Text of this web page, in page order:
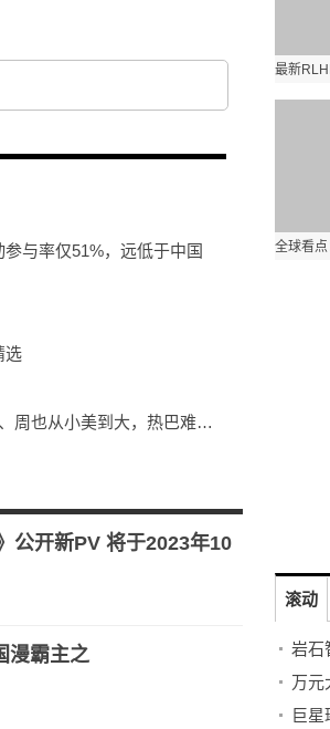
与率仅51%，远低于中国
选
当前观察：8位女星高颜值毕业照！蒋依依美上热搜，陈都灵、周也从小美到大，热巴难超越
公开新PV 将于2023年10
漫霸主之
滚动